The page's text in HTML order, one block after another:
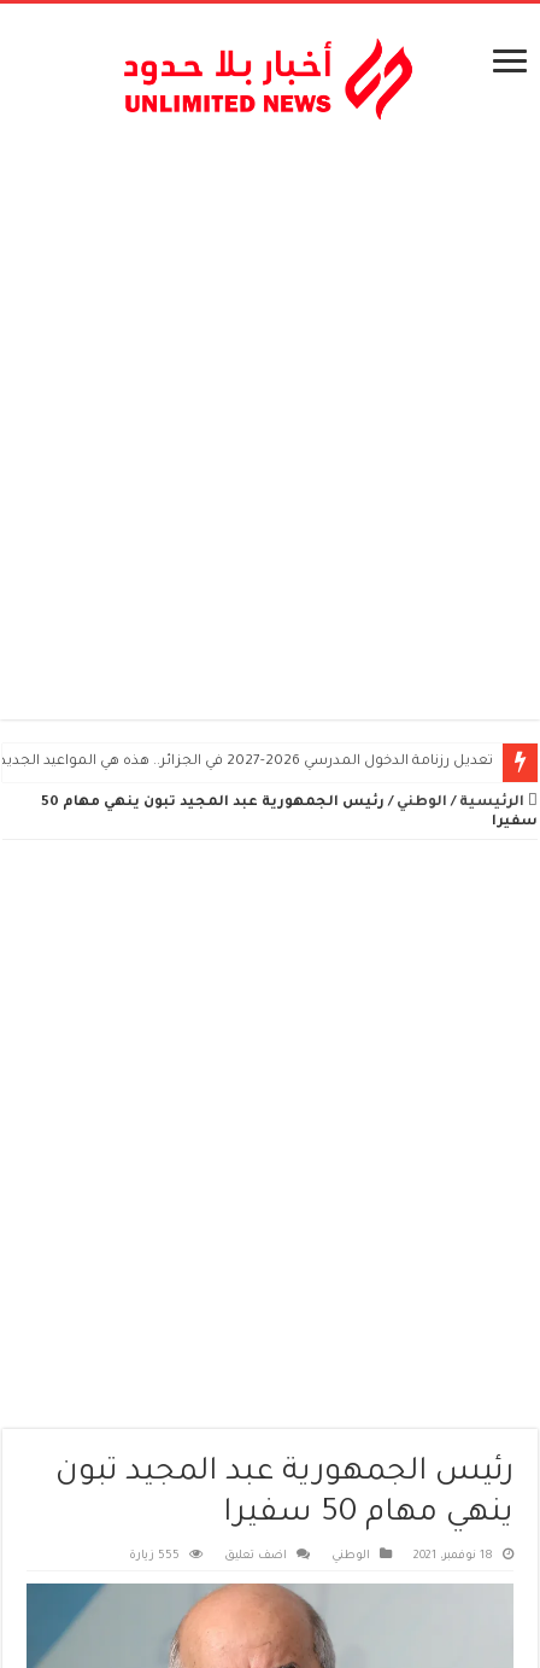
تعديل رزنامة الدخول المدرسي 2026-2027 في الجزائر.. هذه هي المواعيد الجديدة
الرئيسية / الوطني /
رئيس الجمهورية عبد المجيد تبون ينهي مهام 50
سفيرا
رئيس الجمهورية عبد المجيد تبون
ينهي مهام 50 سفيرا
18 نوفمبر، 2021 الوطني اضف تعليق 555 زيارة